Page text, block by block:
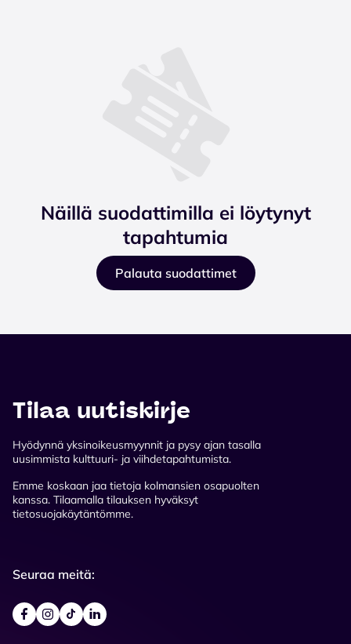
Näillä suodattimilla ei löytynyt
tapahtumia
Palauta suodattimet
Tilaa uutiskirje
Hyödynnä yksinoikeusmyynnit ja pysy ajan tasalla
uusimmista kulttuuri- ja viihdetapahtumista.
Emme koskaan jaa tietoja kolmansien osapuolten
kanssa. Tilaamalla tilauksen hyväksyt
tietosuojakäytäntömme.
Seuraa meitä: